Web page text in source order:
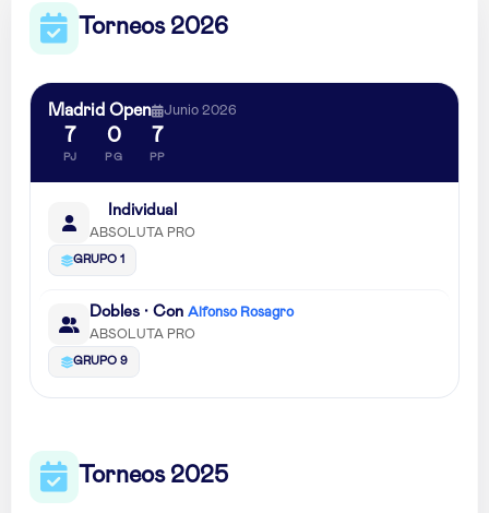
Torneos 2026
Madrid Open Junio 2026
7
PJ
0
PG
7
PP
Individual
ABSOLUTA PRO
GRUPO 1
Dobles · Con Alfonso Rosagro
ABSOLUTA PRO
GRUPO 9
Torneos 2025